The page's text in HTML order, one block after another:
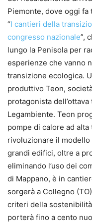
Piemonte, dove oggi fa
“I cantieri della
congresso nazionale”,
lungo la Penisola per
esperienze che vanno
transizione ecologica.
produttivo Teon,
protagonista
Legambiente. Teon
pompe di calore ad
rivoluzionare il
grandi edifici, oltre a
eliminando l’uso dei
di Mappano, è in
sorgerà a Collegno
criteri della
porterà fino a cento